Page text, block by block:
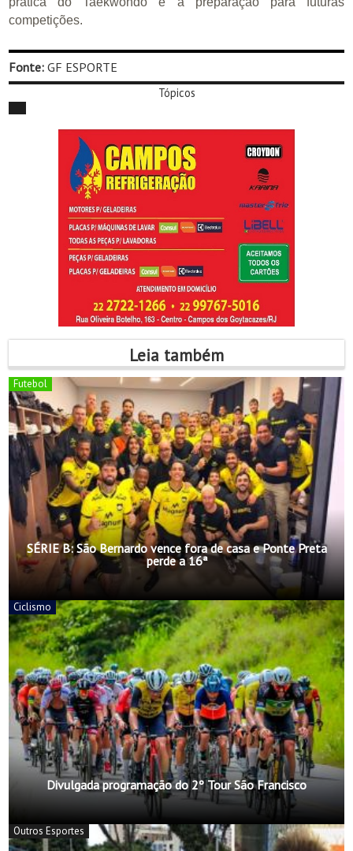
competições.
Fonte: GF ESPORTE
Tópicos
Leia também
Futebol
SÉRIE B: São Bernardo vence fora de casa e Ponte Preta
perde a 16ª
Ciclismo
Divulgada programação do 2º Tour São Francisco
Outros Esportes